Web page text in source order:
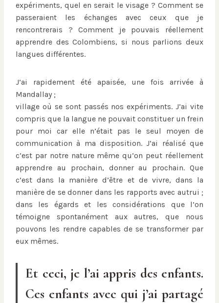
expériments, quel en serait le visage ? Comment se
passeraient les échanges avec ceux que je
rencontrerais ? Comment je pouvais réellement
apprendre des Colombiens, si nous parlions deux
langues différentes.
J’ai rapidement été apaisée, une fois arrivée à
Mandallay ;
village où se sont passés nos expériments. J’ai vite
compris que la langue ne pouvait constituer un frein
pour moi car elle n’était pas le seul moyen de
communication à ma disposition. J’ai réalisé que
c’est par notre nature même qu’on peut réellement
apprendre au prochain, donner au prochain. Que
c’est dans la manière d’être et de vivre, dans la
manière de se donner dans les rapports avec autrui ;
dans les égards et les considérations que l’on
témoigne spontanément aux autres, que nous
pouvons les rendre capables de se transformer par
eux mêmes.
Et ceci, je l’ai appris des enfants.
Ces enfants avec qui j’ai partagé